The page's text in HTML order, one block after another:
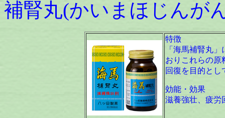
補腎丸(かいまほじん
特徴
「海馬補腎丸
おりこれらの原
回復を目的とし
効能・効果
滋養強壮、疲労